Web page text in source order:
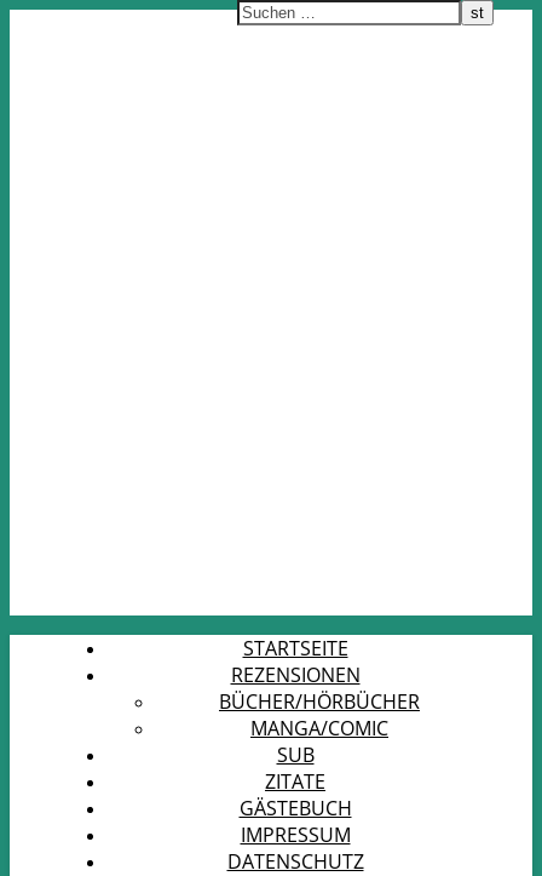
STARTSEITE
REZENSIONEN
BÜCHER/HÖRBÜCHER
MANGA/COMIC
SUB
ZITATE
GÄSTEBUCH
IMPRESSUM
DATENSCHUTZ